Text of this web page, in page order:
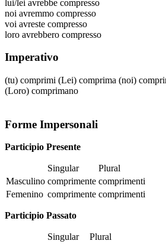
lui/lei avrebbe compresso
noi avremmo compresso
voi avreste compresso
loro avrebbero compresso
Imperativo
(tu) comprimi (Lei) comprima (noi)
(Loro) comprimano
Forme Impersonali
Participio Presente
Singular
Plural
Masculino comprimente comprimenti
Femenino comprimente comprimenti
Participio Passato
Singular
Plural